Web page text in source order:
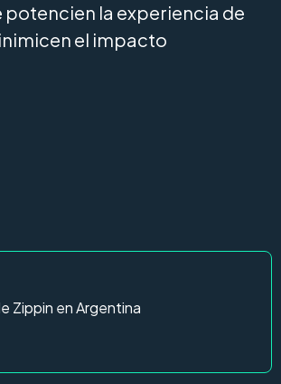
potencien la experiencia de
el impacto
Zippin en Argentina